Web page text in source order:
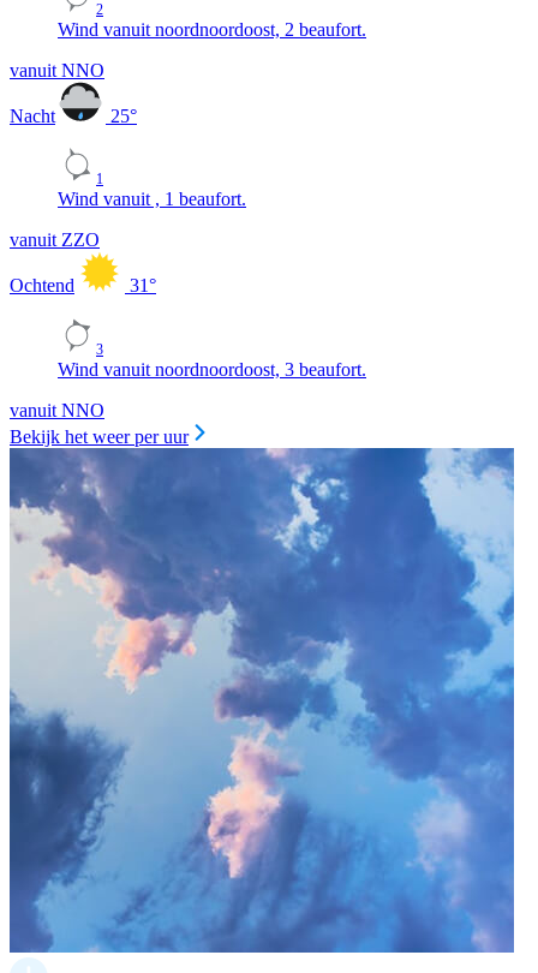
2
Wind vanuit noordnoordoost, 2 beaufort.
vanuit NNO
Nacht 25°
1
Wind vanuit , 1 beaufort.
vanuit ZZO
Ochtend 31°
3
Wind vanuit noordnoordoost, 3 beaufort.
vanuit NNO
Bekijk het weer per uur